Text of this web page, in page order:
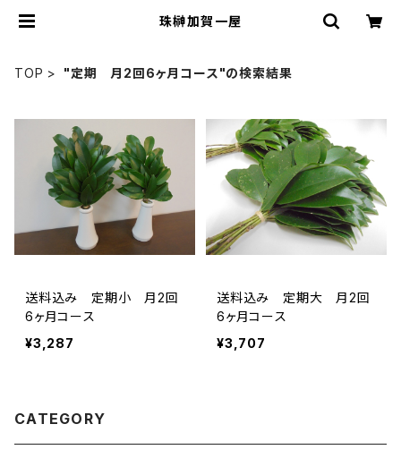
珠榊加賀一屋
TOP "定期 月2回6ヶ月コース"の検索結果
送料込み 定期小 月2回
6ヶ月コース
¥3,287
送料込み 定期大 月2回
6ヶ月コース
¥3,707
CATEGORY